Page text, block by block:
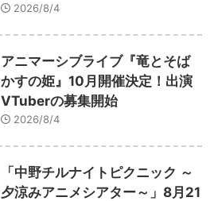
2026/8/4
アニマーシブライブ『竜とそば
かすの姫』10月開催決定！出演
VTuberの募集開始
2026/8/4
「中野チルナイトピクニック ～
夕涼みアニメシアター～」8月21